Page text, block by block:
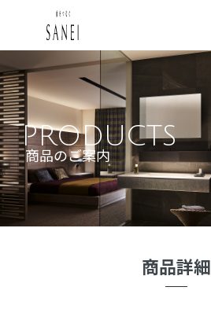
PRODUCTS
商品のご案内
商品詳細